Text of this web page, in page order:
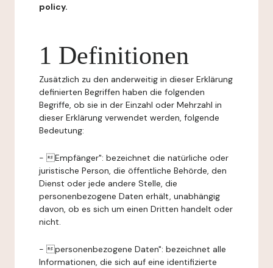
policy.
1 Definitionen
Zusätzlich zu den anderweitig in dieser Erklärung
definierten Begriffen haben die folgenden
Begriffe, ob sie in der Einzahl oder Mehrzahl in
dieser Erklärung verwendet werden, folgende
Bedeutung:
- Empfänger": bezeichnet die natürliche oder
juristische Person, die öffentliche Behörde, den
Dienst oder jede andere Stelle, die
personenbezogene Daten erhält, unabhängig
davon, ob es sich um einen Dritten handelt oder
nicht.
- personenbezogene Daten": bezeichnet alle
Informationen, die sich auf eine identifizierte